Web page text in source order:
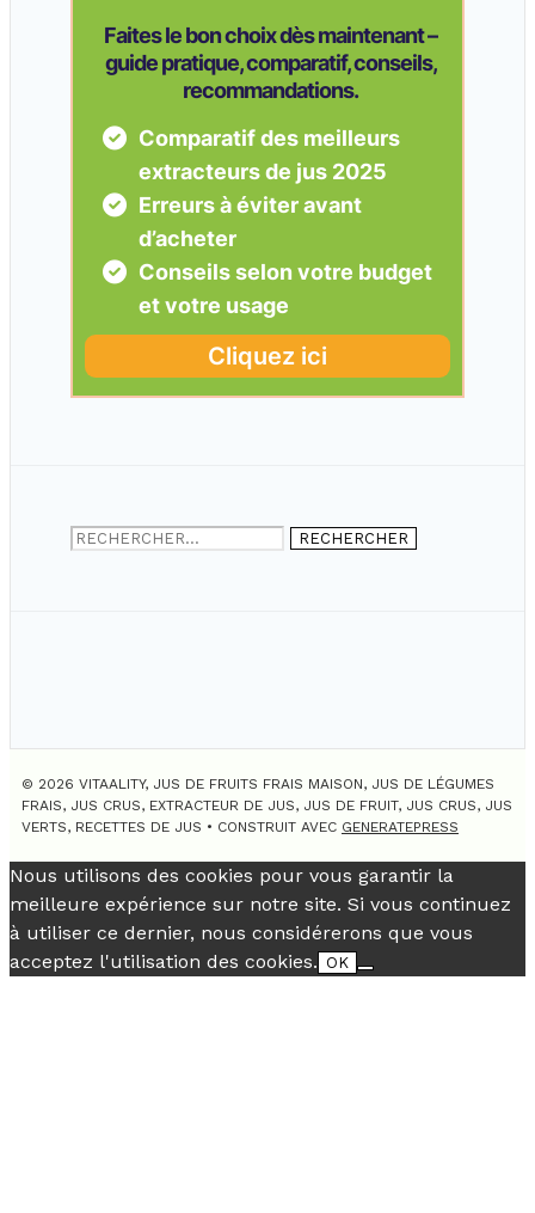
Rechercher :
© 2026 VITAALITY, JUS DE FRUITS FRAIS MAISON, JUS DE LÉGUMES
FRAIS, JUS CRUS, EXTRACTEUR DE JUS, JUS DE FRUIT, JUS CRUS, JUS
VERTS, RECETTES DE JUS • CONSTRUIT AVEC GENERATEPRESS
Nous utilisons des cookies pour vous garantir la
meilleure expérience sur notre site. Si vous continuez
à utiliser ce dernier, nous considérerons que vous
acceptez l'utilisation des cookies. OK